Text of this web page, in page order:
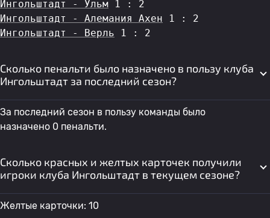
Ингольштадт - Ульм 1 : 2
Ингольштадт - Алемания Ахен 1 : 2
Ингольштадт - Верль 1 : 2
Сколько пенальти было назначено в пользу клуба
Ингольштадт за последний сезон?
За последний сезон в пользу команды было
назначено 0 пенальти.
Сколько красных и желтых карточек получили
игроки клуба Ингольштадт в текущем сезоне?
Желтые карточки: 10